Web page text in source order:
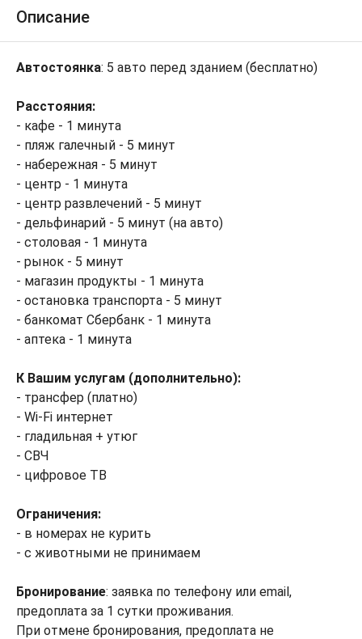
Описание
Автостоянка: 5 авто перед зданием (бесплатно)
Расстояния:
- кафе - 1 минута
- пляж галечный - 5 минут
- набережная - 5 минут
- центр - 1 минута
- центр развлечений - 5 минут
- дельфинарий - 5 минут (на авто)
- столовая - 1 минута
- рынок - 5 минут
- магазин продукты - 1 минута
- остановка транспорта - 5 минут
- банкомат Сбербанк - 1 минута
- аптека - 1 минута
К Вашим услугам (дополнительно):
- трансфер (платно)
- Wi-Fi интернет
- гладильная + утюг
- СВЧ
- цифровое ТВ
Ограничения:
- в номерах не курить
- с животными не принимаем
Бронирование: заявка по телефону или email,
предоплата за 1 сутки проживания.
При отмене бронирования, предоплата не